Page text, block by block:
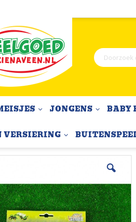
Zoek
JONGENS BABY
VERSIERING
1:32